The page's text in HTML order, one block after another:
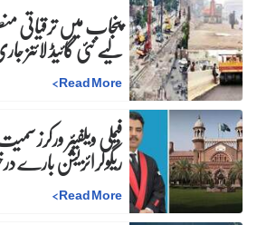
پنجاب میں
لیے نئی گائیڈ لائنز
Read More
>
فیملی ویلفیئر ورکرز
ریگولرائزیشن بارے
Read More
>